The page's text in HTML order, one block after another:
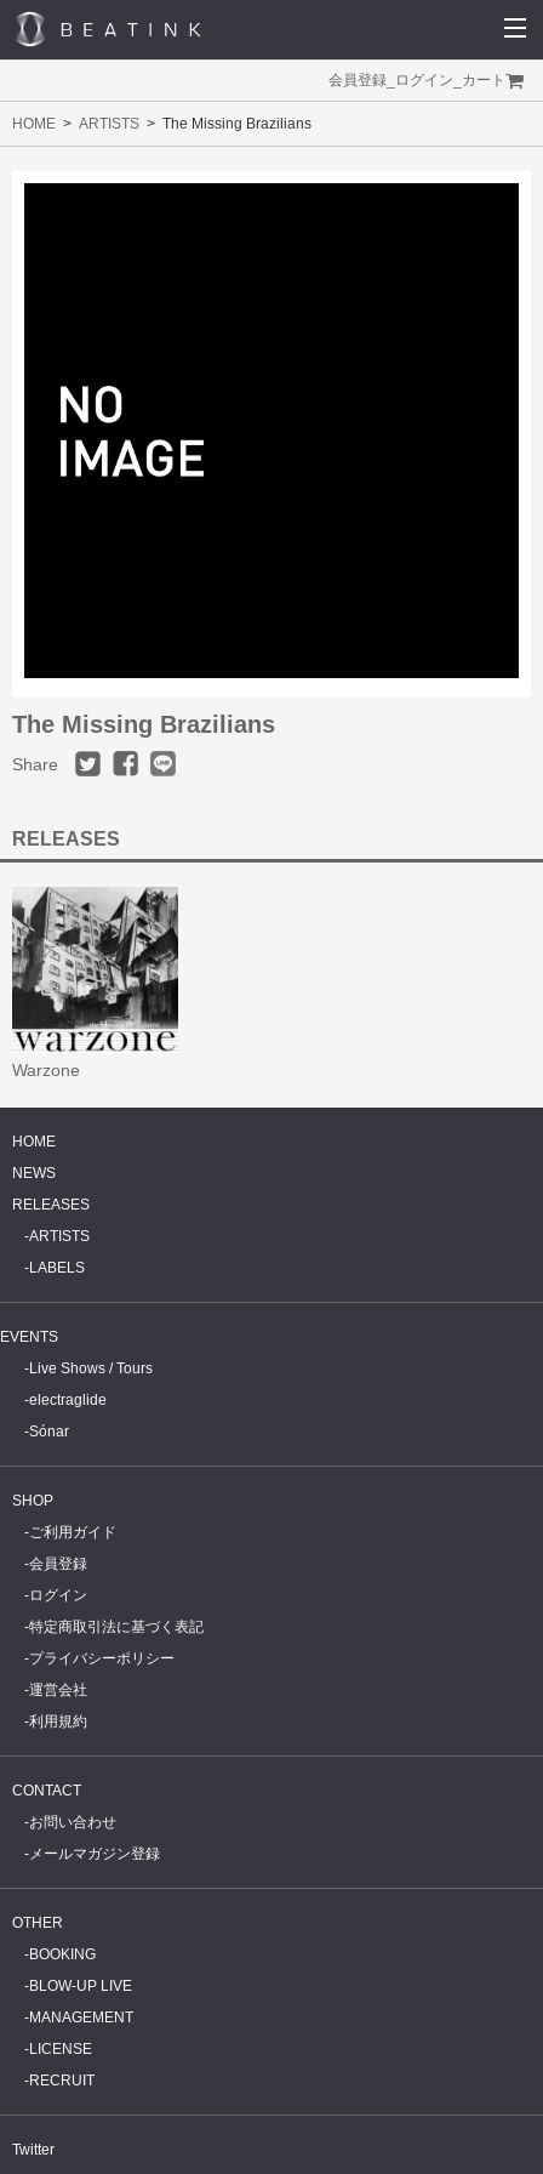
会員登録 ログイン カート
HOME ARTISTS The Missing Brazilians
The Missing Brazilians
Share
RELEASES
Warzone
HOME
NEWS
RELEASES
ARTISTS
LABELS
EVENTS
Live Shows / Tours
electraglide
Sónar
SHOP
ご利用ガイド
会員登録
ログイン
特定商取引法に基づく表記
プライバシーポリシー
運営会社
利用規約
CONTACT
お問い合わせ
メールマガジン登録
OTHER
BOOKING
BLOW-UP LIVE
MANAGEMENT
LICENSE
RECRUIT
Twitter